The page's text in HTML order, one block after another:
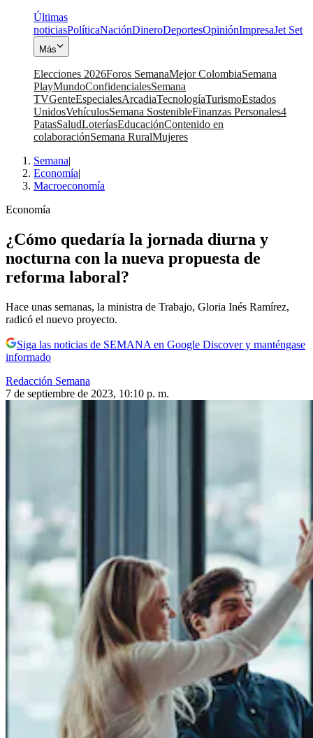
Últimas
noticiasPolíticaNaciónDineroDeportesOpiniónImpresaJet Set
Más
Elecciones 2026Foros SemanaMejor ColombiaSemana
PlayMundoConfidencialesSemana
TVGenteEspecialesArcadiaTecnologíaTurismoEstados
UnidosVehículosSemana SostenibleFinanzas Personales4
PatasSaludLoteríasEducaciónContenido en
colaboraciónSemana RuralMujeres
Semana|
Economía|
Macroeconomía
Economía
¿Cómo quedaría la jornada diurna y
nocturna con la nueva propuesta de
reforma laboral?
Hace unas semanas, la ministra de Trabajo, Gloria Inés Ramírez,
radicó el nuevo proyecto.
Siga las noticias de SEMANA en Google Discover y manténgase
informado
Redacción Semana
7 de septiembre de 2023, 10:10 p. m.